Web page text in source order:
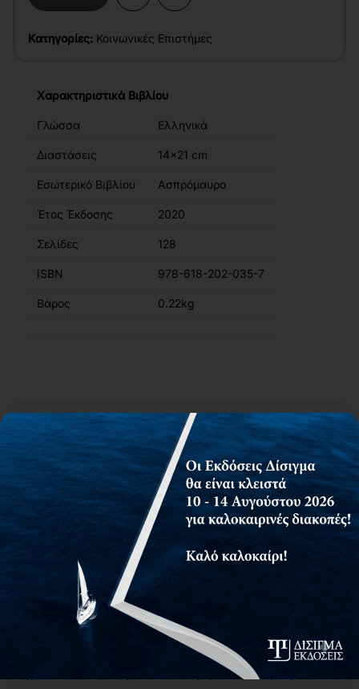
Κατηγορίες: Κοινωνικές Επιστήμες
Χαρακτηριστικά Βιβλίου
Γλώσσα Ελληνικά
Διαστάσεις 14x21 cm
Εσωτερικό Βιβλίου Ασπρόμαυρο
Έτος Έκδοσης 2020
Σελίδες 128
ISBN 978-618-202-035-7
Βάρος 0.22kg
Περιγραφή Περιεχόμενα Συγγραφείς
Αίτημα για δωρεάν αντίτυπο
Ο ρόλος του/της Διευθυντή/τριας ενός σχολείου έχει
αλλάξει και οι ανάγκες για γνώσεις ψυχολογίας και
εστίασης στα εργασιακά πλέον περιβάλλοντα είναι
απαραίτητη προϋπόθεση για να ασκεί το επάγγελμά του/
της αποτελεσματικά.
Με τη μεταφορά της οργανωσιακής και εργασιακής
ψυχολογίας στον τομέα της εκπαίδευσης, την επισήμανση
της αναγκαιότητας της συναισθηματικής νοημοσύνης και
της ανθρωπιστικής διοίκησης το παρόν βιβλίο προτείνει
τεχνικές οι οποίες θα βοηθήσουν τους Διευθυντές να
ασκήσουν ηγεσία και όχι απλά διοίκηση οδεύοντας τα
σχολεία αλλά και την εκπαίδευση προς τη διάκριση.